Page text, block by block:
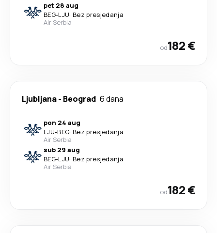
pet 28 aug
BEG-LJU· Bez presjedanja
Air Serbia
od182 €
Ljubljana- Beograd 6 dana
pon 24 aug
LJU-BEG· Bez presjedanja
Air Serbia
sub 29 aug
BEG-LJU· Bez presjedanja
Air Serbia
od182 €